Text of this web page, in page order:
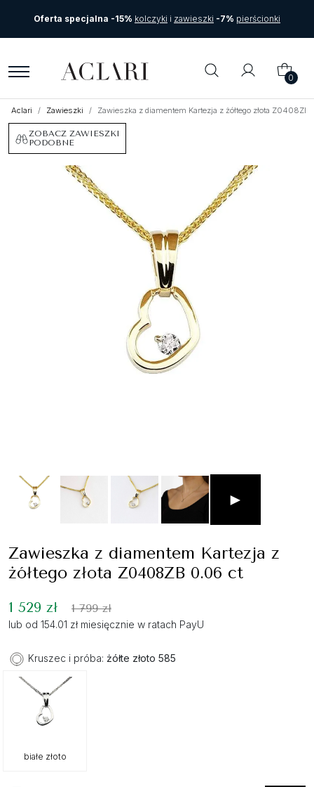
Oferta specjalna -15% kolczyki i zawieszki -7% pierścionki
0
Aclari Zawieszki Zawieszka z diamentem Kartezja z żółtego złota Z0408ZB
ZOBACZ ZAWIESZKI
PODOBNE
►
Zawieszka z diamentem Kartezja z
żółtego złota Z0408ZB 0.06 ct
1 529 zł 1 799 zł
lub od 154.01 zł miesięcznie w ratach PayU
Kruszec i próba: żółte złoto 585
białe złoto